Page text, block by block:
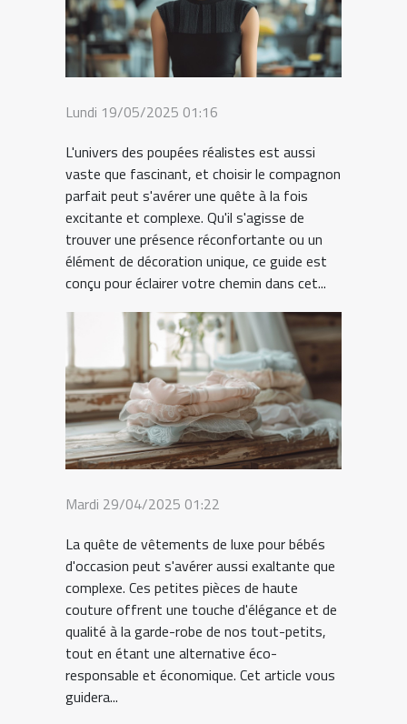
Lundi 19/05/2025 01:16
L'univers des poupées réalistes est aussi
vaste que fascinant, et choisir le compagnon
parfait peut s'avérer une quête à la fois
excitante et complexe. Qu'il s'agisse de
trouver une présence réconfortante ou un
élément de décoration unique, ce guide est
conçu pour éclairer votre chemin dans cet...
Mardi 29/04/2025 01:22
La quête de vêtements de luxe pour bébés
d'occasion peut s'avérer aussi exaltante que
complexe. Ces petites pièces de haute
couture offrent une touche d'élégance et de
qualité à la garde-robe de nos tout-petits,
tout en étant une alternative éco-
responsable et économique. Cet article vous
guidera...